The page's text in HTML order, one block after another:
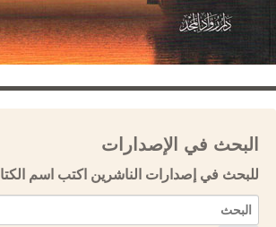
البحث في الإصدارات
للبحث في إصدارات الناشرين اكتب اسم